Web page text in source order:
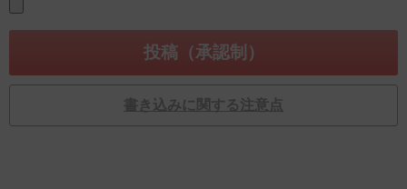
書き込みに関する注意点